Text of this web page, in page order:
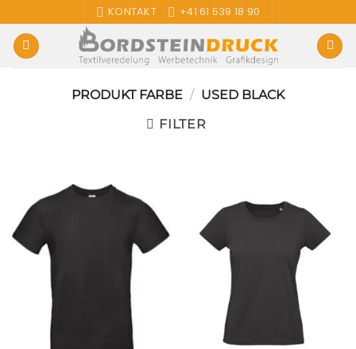
Inhalt
springen
KONTAKT +41 61 539 18 90
PRODUKT FARBE / USED BLACK
FILTER